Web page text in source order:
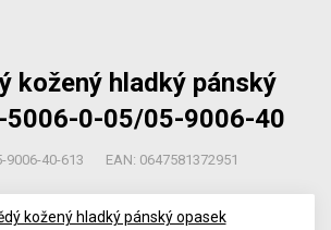
kožený hladký pánský
5006-0-05/05-9006-40
9006-40-613 EAN: 0647581372951